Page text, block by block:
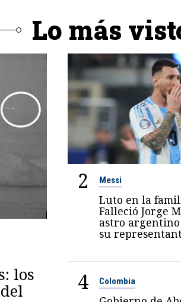
Lo más
los
2 Messi
Luto en la
Falleció Jorge
astro
su
4 Colombia